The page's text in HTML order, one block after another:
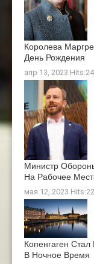
Королева
День Рождения
апр 13, 2023
Министр
На Рабочее
мая 12, 2023
Копенгаген
В Ночное Время